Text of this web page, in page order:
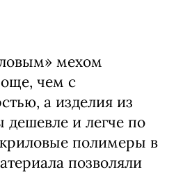
мехом
чем с
а изделия из
дешевле и легче по
полимеры в
позволяли